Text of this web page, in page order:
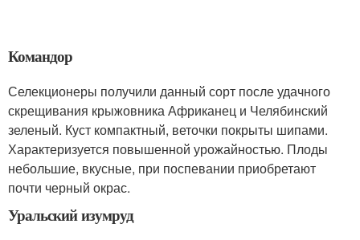
Командор
Селекционеры получили данный сорт после удачного
скрещивания крыжовника Африканец и Челябинский
зеленый. Куст компактный, веточки покрыты шипами.
Характеризуется повышенной урожайностью. Плоды
небольшие, вкусные, при поспевании приобретают
почти черный окрас.
Уральский изумруд